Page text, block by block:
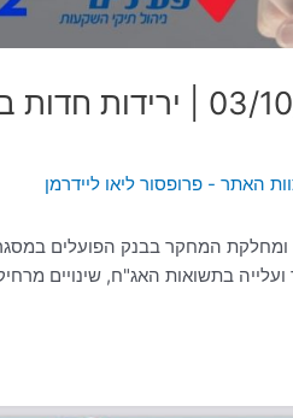
סקירה שבועית 03/10/
האתר - פרופסור ליאו ליידרמן
ומחלקת המחקר בבנק הפועלים
בתשואות האג"ח, שינויים